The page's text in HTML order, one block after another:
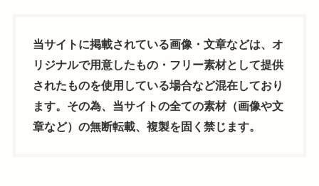
当サイトに掲載されている画像・文章などは、オ
リジナルで用意したもの・フリー素材として提供
されたものを使用している場合など混在しており
ます。その為、当サイトの全ての素材（画像や文
章など）の無断転載、複製を固く禁じます。